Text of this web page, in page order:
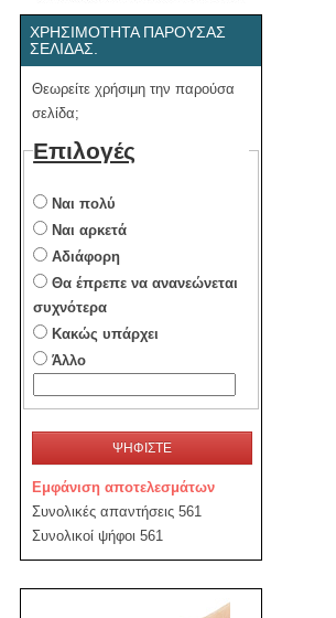
ΧΡΗΣΙΜΌΤΗΤΑ ΠΑΡΟΎΣΑΣ
ΣΕΛΊΔΑΣ.
Θεωρείτε χρήσιμη την παρούσα
σελίδα;
Επιλογές
Ναι πολύ
Ναι αρκετά
Αδιάφορη
Θα έπρεπε να ανανεώνεται
συχνότερα
Κακώς υπάρχει
Άλλο
ΨΗΦΙΣΤΕ
Εμφάνιση αποτελεσμάτων
Συνολικές απαντήσεις 561
Συνολικοί ψήφοι 561